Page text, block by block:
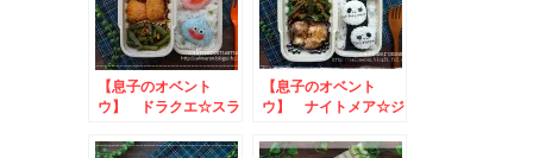
【息子のオベント
ウ】 ドラクエ☆スラ
【息子のオベント
ウ】 ナイトメア☆ジ
お弁当